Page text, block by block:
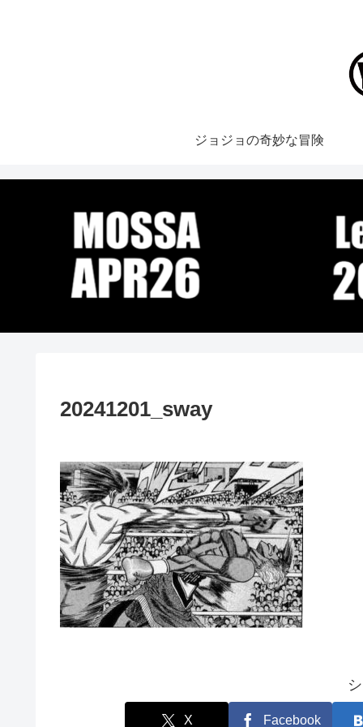
ジョジョの奇妙な冒険
20241201_sway
X Facebook